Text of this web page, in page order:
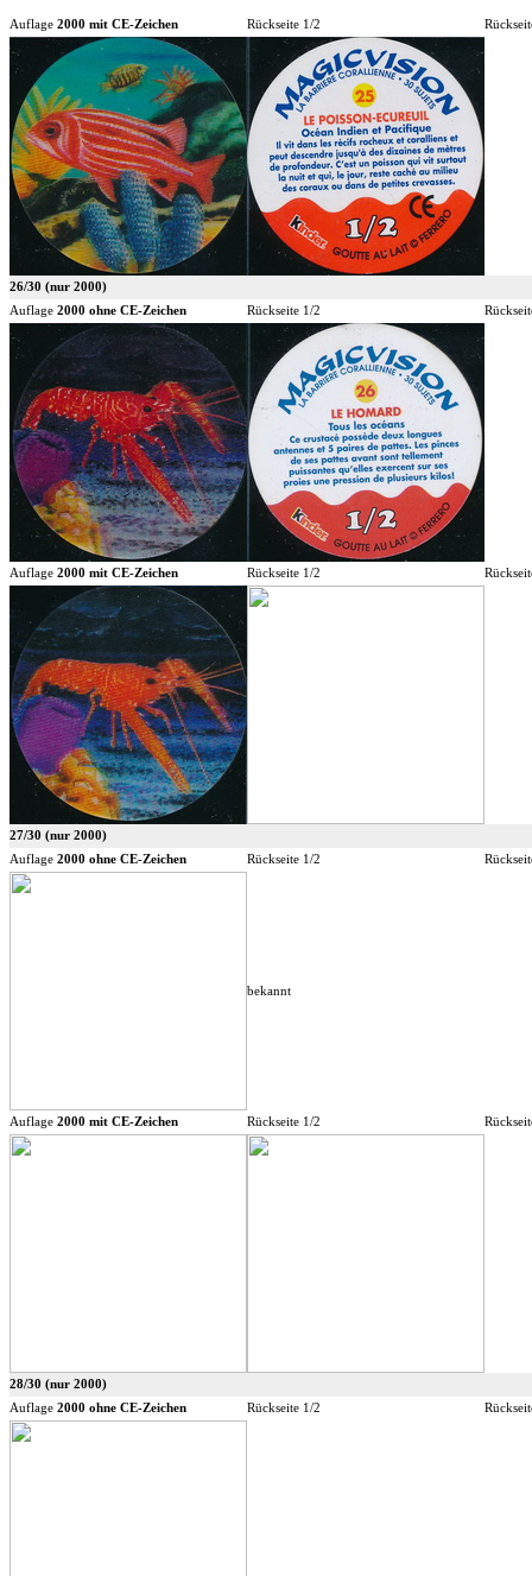
Auflage 2000 mit CE-Zeichen Rückseite 1/2
26/30 (nur 2000)
Auflage 2000 ohne CE-Zeichen Rückseite 1/2
Auflage 2000 mit CE-Zeichen Rückseite 1/2
27/30 (nur 2000)
Auflage 2000 ohne CE-Zeichen Rückseite 1/2
bekannt
Auflage 2000 mit CE-Zeichen Rückseite 1/2
28/30 (nur 2000)
Auflage 2000 ohne CE-Zeichen Rückseite 1/2